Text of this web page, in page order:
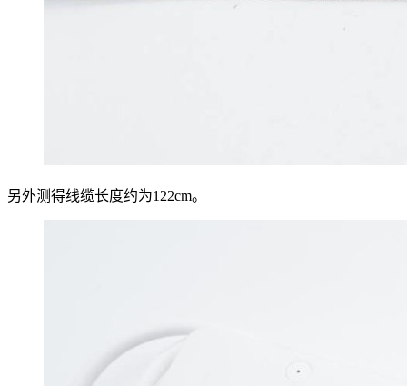
另外测得线缆长度约为122cm。